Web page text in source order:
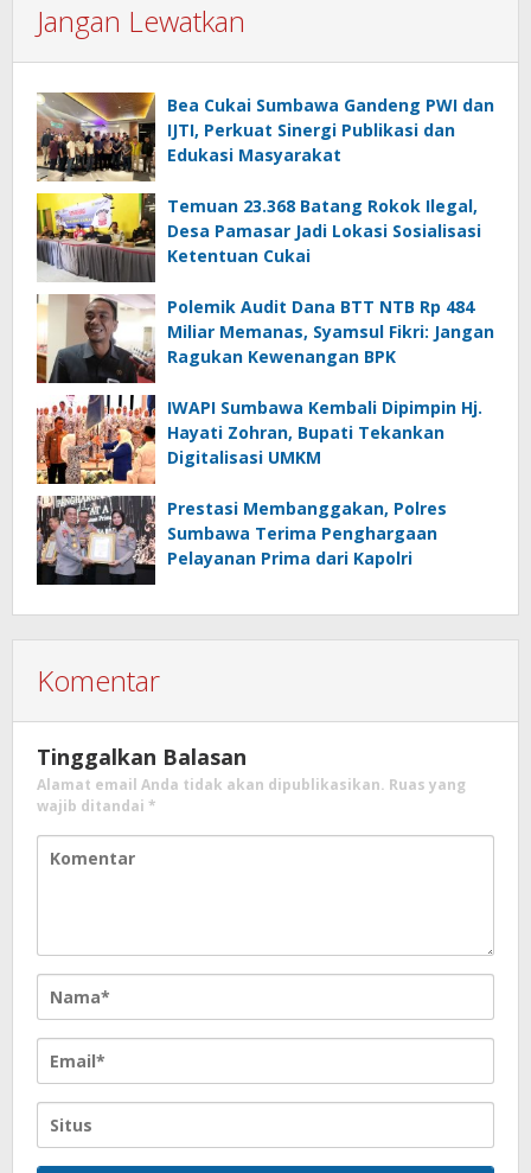
Jangan Lewatkan
Bea Cukai Sumbawa Gandeng PWI dan
IJTI, Perkuat Sinergi Publikasi dan
Edukasi Masyarakat
Temuan 23.368 Batang Rokok Ilegal,
Desa Pamasar Jadi Lokasi Sosialisasi
Ketentuan Cukai
Polemik Audit Dana BTT NTB Rp 484
Miliar Memanas, Syamsul Fikri: Jangan
Ragukan Kewenangan BPK
IWAPI Sumbawa Kembali Dipimpin Hj.
Hayati Zohran, Bupati Tekankan
Digitalisasi UMKM
Prestasi Membanggakan, Polres
Sumbawa Terima Penghargaan
Pelayanan Prima dari Kapolri
Komentar
Tinggalkan Balasan
Alamat email Anda tidak akan dipublikasikan. Ruas yang
wajib ditandai *